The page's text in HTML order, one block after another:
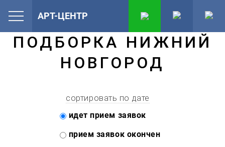
ПОДБОРКА НИЖНИЙ
НОВГОРОД
сортировать по дате
идет прием заявок
прием заявок окончен
АРТ-ЦЕНТР